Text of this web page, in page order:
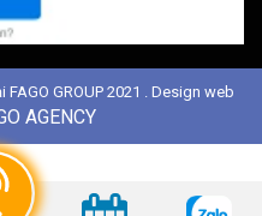
GROUP 2021 . Design web
AGENCY